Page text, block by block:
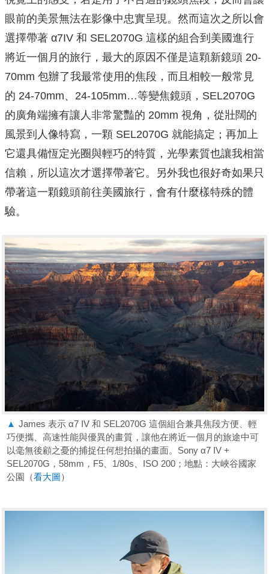
眼前的美景無法在影像中忠實呈現。然而這次之所以會
選擇帶著 α7IV 和 SEL2070G 這樣的組合到美國進行
將近一個月的旅行，最大的原因不僅是這顆新鏡頭 20-
70mm 包辦了我最常使用的焦段，而且相較一般常見
的 24-70mm、24-105mm…等變焦鏡頭，SEL2070G
的廣角端擁有讓人非常驚豔的 20mm 視角，從壯闊的
風景到人像特寫，一顆 SEL2070G 就能搞定；再加上
它還具備恆定光圈與輕巧的特質，光學素質也讓我相當
信賴，所以這次才選擇帶著它。另外我也很好奇如果只
帶著這一顆鏡頭前往美國旅行，會有什麼樣特殊的體
驗。
▲ James 表示 α7 IV 和 SEL2070G 這個組合兼具焦段方便、輕
巧便攜、高速性能與優異的畫質，讓他在將近一個月的旅途中可
以毫無後顧之憂的捕捉任何想拍攝的畫面。Sony α7 IV +
SEL2070G，58mm，F5、1/80s、ISO 200；地點：大峽谷國家
公園（看大圖）